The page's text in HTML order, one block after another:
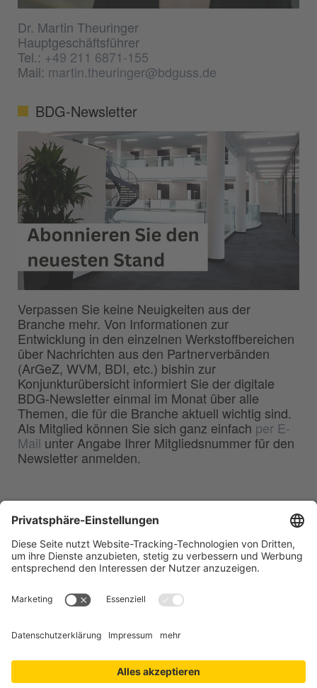
Dr. Martin Theuringer
Hauptgeschäftsführer
Tel.: +49 211 6871-155
Mail: martin.theuringer@bdguss.de
BDG-Newsletter
Verpassen Sie keine Neuigkeiten aus der
Branche mehr. Von Informationen zur
Entwicklung in den einzelnen Werkstoffbereichen
über Nachrichten aus den Partnerverbänden
(ArGeZ, WVM, BDI, etc.) bishin zur
Konjunkturübersicht informiert Sie der digitale
BDG-Newsletter einmal im Monat über alle
Themen, die für die Branche aktuell wichtig sind.
Als Mitglied können Sie sich ganz einfach per E-
Mail unter Angabe Ihrer Mitgliedsnummer für den
Newsletter anmelden.
Deutschen Gießerei-Industrie e.V.
40549 Düsseldorf
Telefon:0211 - 68 71 - 03
0211 - 68 71 - 3333